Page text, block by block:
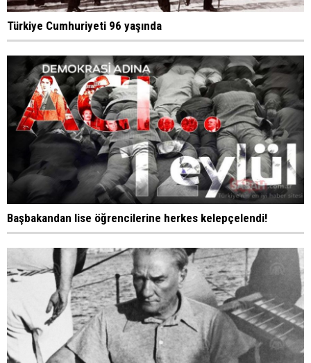
Türkiye Cumhuriyeti 96 yaşında
Başbakandan lise öğrencilerine herkes kelepçelendi!